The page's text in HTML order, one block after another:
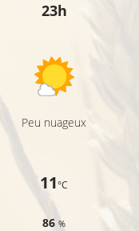
23h
Peu nuageux
11°C
86%